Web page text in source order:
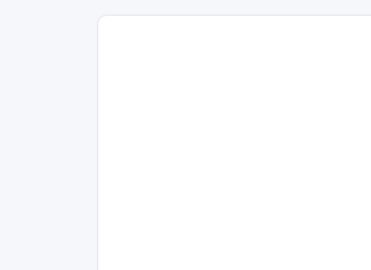
Stylevan - Vans